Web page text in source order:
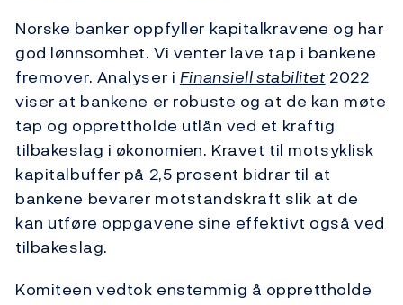
Norske banker oppfyller kapitalkravene og har
god lønnsomhet. Vi venter lave tap i bankene
fremover. Analyser i Finansiell stabilitet 2022
viser at bankene er robuste og at de kan møte
tap og opprettholde utlån ved et kraftig
tilbakeslag i økonomien. Kravet til motsyklisk
kapitalbuffer på 2,5 prosent bidrar til at
bankene bevarer motstandskraft slik at de
kan utføre oppgavene sine effektivt også ved
tilbakeslag.
Komiteen vedtok enstemmig å opprettholde